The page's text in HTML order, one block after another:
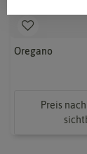
Oregano
Preis nach